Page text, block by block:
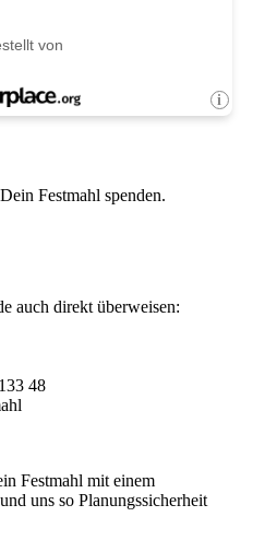
Festmahl spenden.
auch direkt überweisen:
48
Festmahl mit einem
uns so Planungssicherheit